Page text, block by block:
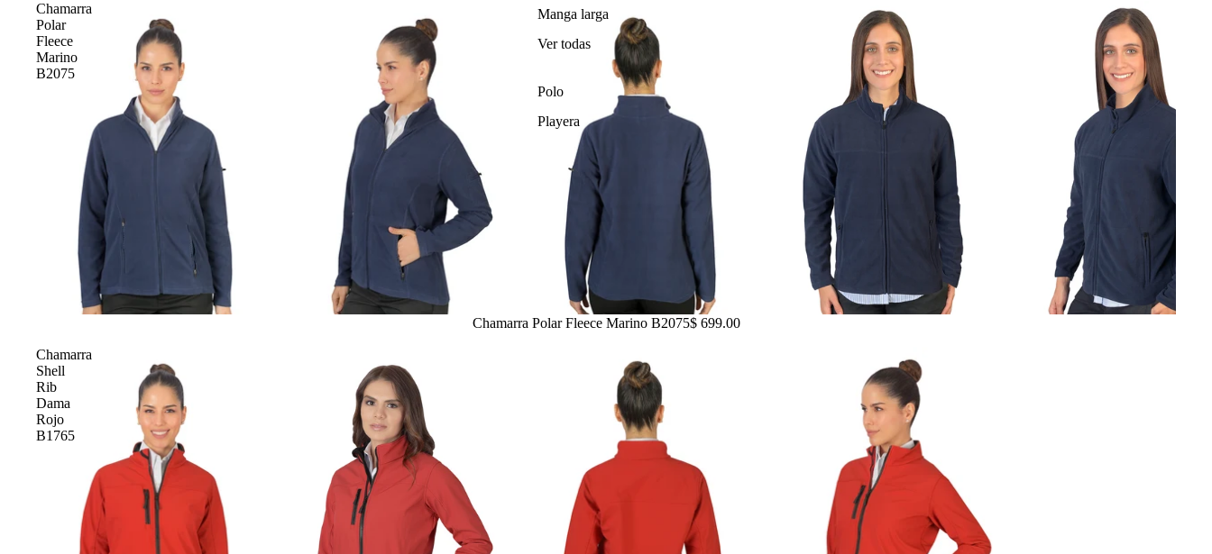
Manga larga
Ver todas
Polo
Playera
Chamarra
Polar
Fleece
Marino
B2075
Chamarra Polar Fleece Marino B2075$ 699.00
Chamarra
Shell
Rib
Dama
Rojo
B1765